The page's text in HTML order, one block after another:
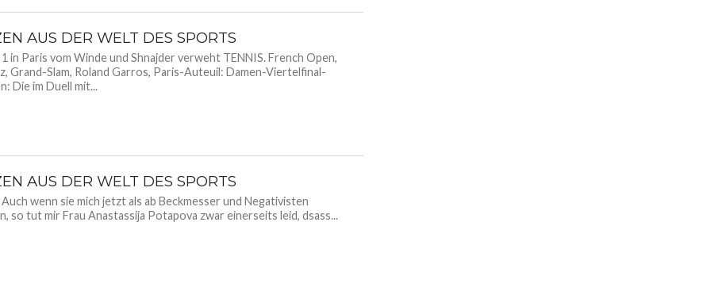
AUS DER WELT DES SPORTS
in Paris vom Winde und Shnajder verweht TENNIS. French Open,
Grand-Slam, Roland Garros, Paris-Auteuil: Damen-Viertelfinal-
Die im Duell mit...
AUS DER WELT DES SPORTS
Auch wenn sie mich jetzt als ab Beckmesser und Negativisten
so tut mir Frau Anastassija Potapova zwar einerseits leid, dsass...